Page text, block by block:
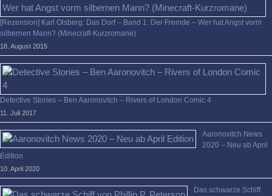
[Rezension] Karl Olsberg: Das Dorf – Band 1: Der Fremde – Wer hat Angst vorm
silbernen Mann? (Minecraft-Kurzromane)
18. August 2015
Detective Stories – Ben Aaronovitch – Rivers of London Comic 4
11. Juli 2017
Aaronovitch News
2020 – Neu ab April
Edition
10. April 2020
Das schwarze Schiff